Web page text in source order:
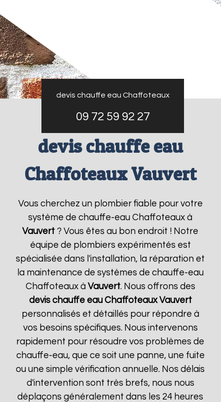
devis chauffe eau Chaffoteaux
09 72 59 92 27
devis chauffe eau
Chaffoteaux Vauvert
Vous cherchez un plombier fiable pour votre
système de chauffe-eau Chaffoteaux à
Vauvert ? Vous êtes au bon endroit ! Notre
équipe de plombiers expérimentés est
spécialisée dans l'installation, la réparation et
la maintenance de systèmes de chauffe-eau
Chaffoteaux à Vauvert. Nous offrons des
devis chauffe eau Chaffoteaux Vauvert
personnalisés et détaillés pour répondre à
vos besoins spécifiques. Nous intervenons
rapidement pour résoudre vos problèmes de
chauffe-eau, que ce soit une panne, une fuite
ou une simple vérification annuelle. Nos délais
d'intervention sont très brefs, nous nous
déplaçons généralement dans les 24 heures